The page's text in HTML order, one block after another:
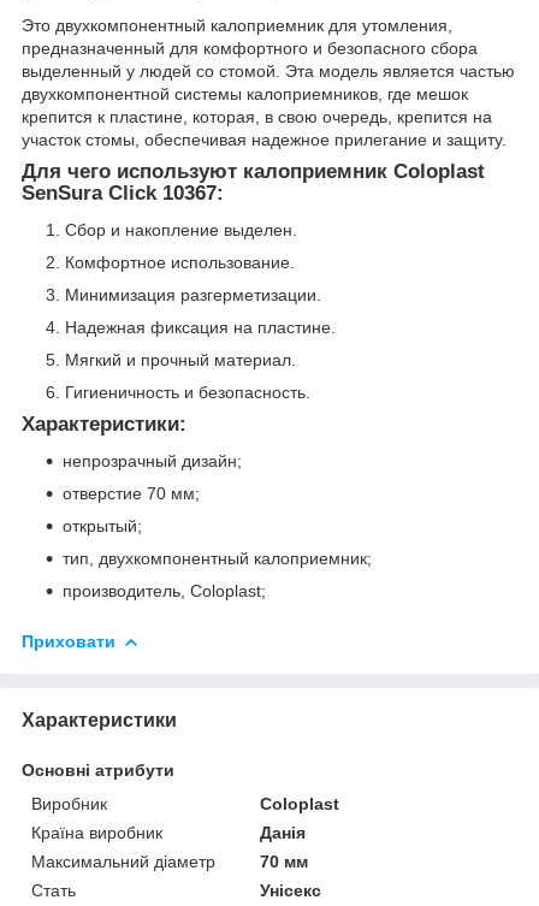
Это двухкомпонентный калоприемник для утомления,
предназначенный для комфортного и безопасного сбора
выделенный у людей со стомой. Эта модель является частью
двухкомпонентной системы калоприемников, где мешок
крепится к пластине, которая, в свою очередь, крепится на
участок стомы, обеспечивая надежное прилегание и защиту.
Для чего используют калоприемник Coloplast
SenSura Click 10367:
Сбор и накопление выделен.
Комфортное использование.
Минимизация разгерметизации.
Надежная фиксация на пластине.
Мягкий и прочный материал.
Гигиеничность и безопасность.
Характеристики:
непрозрачный дизайн;
отверстие 70 мм;
открытый;
тип, двухкомпонентный калоприемник;
производитель, Coloplast;
Приховати
Характеристики
Основні атрибути
Виробник
Coloplast
Країна виробник
Данія
Максимальний діаметр
70 мм
Стать
Унісекс